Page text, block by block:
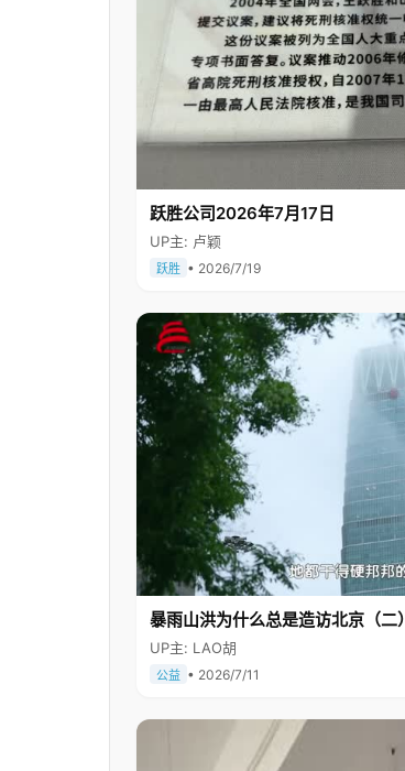
跃胜公司2026年7月17日
UP主: 卢颖
跃胜 • 2026/7/19
暴雨山洪为什么总是造访北京（二）
UP主: LAO胡
公益 • 2026/7/11